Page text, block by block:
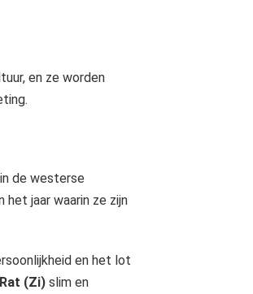
en ze worden
de westerse
jaar waarin ze zijn
en het lot
Rat (Zi)slim en